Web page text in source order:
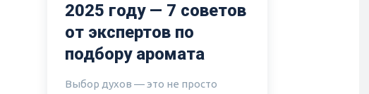
2025 году — 7 советов
от экспертов по
подбору аромата
Выбор духов — это не просто